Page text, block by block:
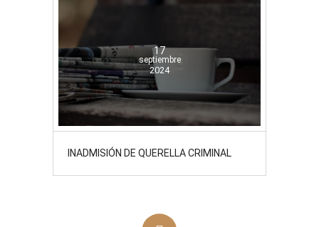
17
septiembre
2024
INADMISIÓN DE QUERELLA CRIMINAL